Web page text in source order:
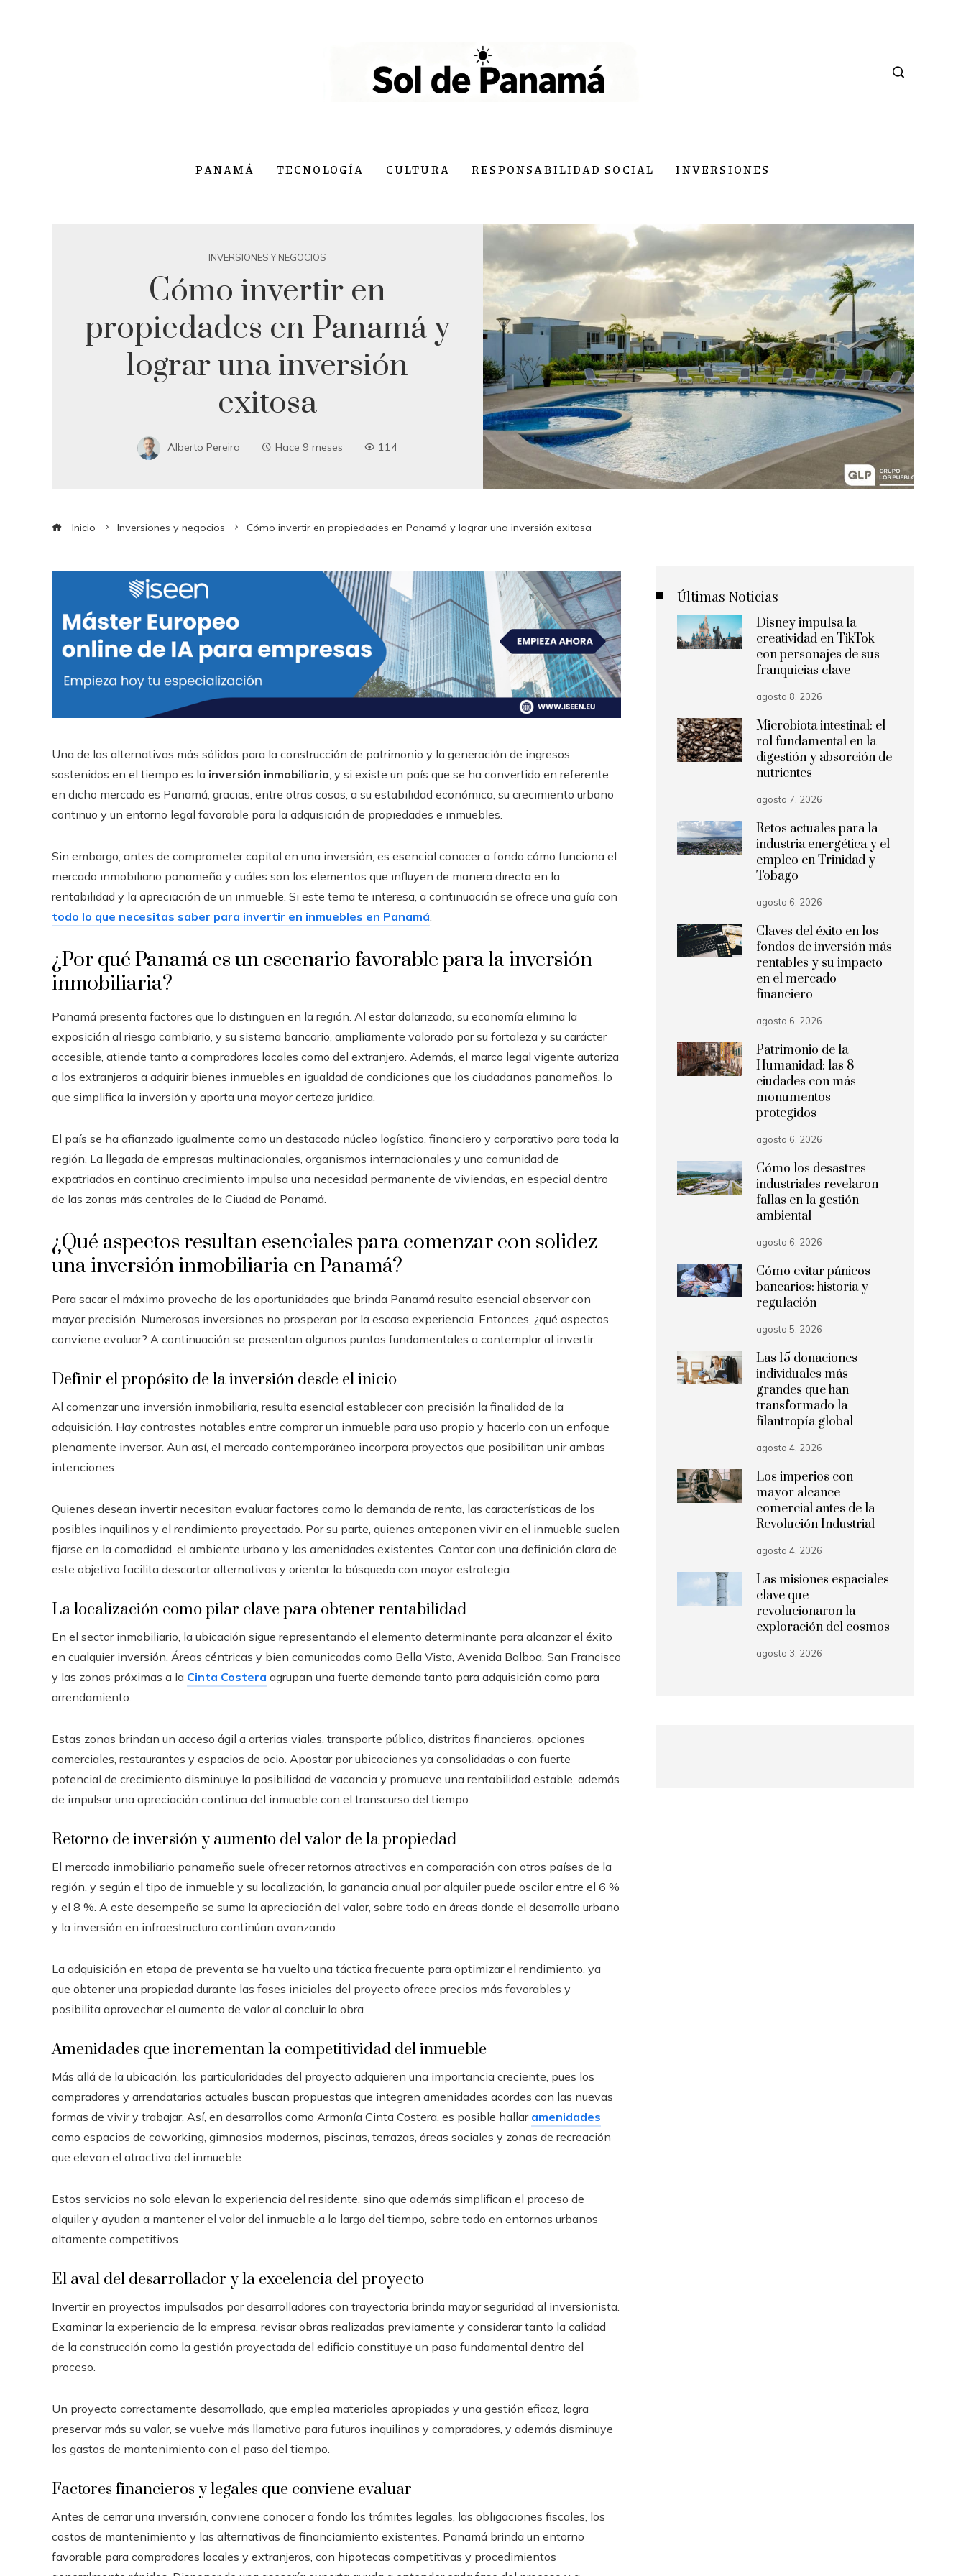
PANAMÁ TECNOLOGÍA CULTURA RESPONSABILIDAD SOCIAL INVERSIONES
INVERSIONES Y NEGOCIOS
Cómo invertir en
propiedades en Panamá y
lograr una inversión
exitosa
Alberto Pereira Hace 9 meses 114
Inicio Inversiones y negocios Cómo invertir en propiedades en Panamá y lograr una inversión exitosa
Una de las alternativas más sólidas para la construcción de patrimonio y la generación de ingresos
sostenidos en el tiempo es la inversión inmobiliaria , y si existe un país que se ha convertido en referente
en dicho mercado es Panamá, gracias, entre otras cosas, a su estabilidad económica, su crecimiento urbano
continuo y un entorno legal favorable para la adquisición de propiedades e inmuebles.
Sin embargo, antes de comprometer capital en una inversión, es esencial conocer a fondo cómo funciona el
mercado inmobiliario panameño y cuáles son los elementos que influyen de manera directa en la
rentabilidad y la apreciación de un inmueble. Si este tema te interesa, a continuación se ofrece una guía con
todo lo que necesitas saber para invertir en inmuebles en Panamá
¿Por qué Panamá es un escenario favorable para la inversión
inmobiliaria?
Panamá presenta factores que lo distinguen en la región. Al estar dolarizada, su economía elimina la
exposición al riesgo cambiario, y su sistema bancario, ampliamente valorado por su fortaleza y su carácter
accesible, atiende tanto a compradores locales como del extranjero. Además, el marco legal vigente autoriza
a los extranjeros a adquirir bienes inmuebles en igualdad de condiciones que los ciudadanos panameños, lo
que simplifica la inversión y aporta una mayor certeza jurídica.
El país se ha afianzado igualmente como un destacado núcleo logístico, financiero y corporativo para toda la
región. La llegada de empresas multinacionales, organismos internacionales y una comunidad de
expatriados en continuo crecimiento impulsa una necesidad permanente de viviendas, en especial dentro
de las zonas más centrales de la Ciudad de Panamá.
¿Qué aspectos resultan esenciales para comenzar con solidez
una inversión inmobiliaria en Panamá?
Para sacar el máximo provecho de las oportunidades que brinda Panamá resulta esencial observar con
mayor precisión. Numerosas inversiones no prosperan por la escasa experiencia. Entonces, ¿qué aspectos
conviene evaluar? A continuación se presentan algunos puntos fundamentales a contemplar al invertir:
Definir el propósito de la inversión desde el inicio
Al comenzar una inversión inmobiliaria, resulta esencial establecer con precisión la finalidad de la
adquisición. Hay contrastes notables entre comprar un inmueble para uso propio y hacerlo con un enfoque
plenamente inversor. Aun así, el mercado contemporáneo incorpora proyectos que posibilitan unir ambas
intenciones.
Quienes desean invertir necesitan evaluar factores como la demanda de renta, las características de los
posibles inquilinos y el rendimiento proyectado. Por su parte, quienes anteponen vivir en el inmueble suelen
fijarse en la comodidad, el ambiente urbano y las amenidades existentes. Contar con una definición clara de
este objetivo facilita descartar alternativas y orientar la búsqueda con mayor estrategia.
La localización como pilar clave para obtener rentabilidad
En el sector inmobiliario, la ubicación sigue representando el elemento determinante para alcanzar el éxito
en cualquier inversión. Áreas céntricas y bien comunicadas como Bella Vista, Avenida Balboa, San Francisco
y las zonas próximas a la Cinta Costera agrupan una fuerte demanda tanto para adquisición como para
arrendamiento.
Estas zonas brindan un acceso ágil a arterias viales, transporte público, distritos financieros, opciones
comerciales, restaurantes y espacios de ocio. Apostar por ubicaciones ya consolidadas o con fuerte
potencial de crecimiento disminuye la posibilidad de vacancia y promueve una rentabilidad estable, además
de impulsar una apreciación continua del inmueble con el transcurso del tiempo.
Retorno de inversión y aumento del valor de la propiedad
El mercado inmobiliario panameño suele ofrecer retornos atractivos en comparación con otros países de la
región, y según el tipo de inmueble y su localización, la ganancia anual por alquiler puede oscilar entre el 6 %
y el 8 %. A este desempeño se suma la apreciación del valor, sobre todo en áreas donde el desarrollo urbano
y la inversión en infraestructura continúan avanzando.
La adquisición en etapa de preventa se ha vuelto una táctica frecuente para optimizar el rendimiento, ya
que obtener una propiedad durante las fases iniciales del proyecto ofrece precios más favorables y
posibilita aprovechar el aumento de valor al concluir la obra.
Amenidades que incrementan la competitividad del inmueble
Más allá de la ubicación, las particularidades del proyecto adquieren una importancia creciente, pues los
compradores y arrendatarios actuales buscan propuestas que integren amenidades acordes con las nuevas
formas de vivir y trabajar. Así, en desarrollos como Armonía Cinta Costera, es posible hallar amenidades
como espacios de coworking, gimnasios modernos, piscinas, terrazas, áreas sociales y zonas de recreación
que elevan el atractivo del inmueble.
Estos servicios no solo elevan la experiencia del residente, sino que además simplifican el proceso de
alquiler y ayudan a mantener el valor del inmueble a lo largo del tiempo, sobre todo en entornos urbanos
altamente competitivos.
El aval del desarrollador y la excelencia del proyecto
Invertir en proyectos impulsados por desarrolladores con trayectoria brinda mayor seguridad al inversionista.
Examinar la experiencia de la empresa, revisar obras realizadas previamente y considerar tanto la calidad
de la construcción como la gestión proyectada del edificio constituye un paso fundamental dentro del
proceso.
Un proyecto correctamente desarrollado, que emplea materiales apropiados y una gestión eficaz, logra
preservar más su valor, se vuelve más llamativo para futuros inquilinos y compradores, y además disminuye
los gastos de mantenimiento con el paso del tiempo.
Factores financieros y legales que conviene evaluar
Antes de cerrar una inversión, conviene conocer a fondo los trámites legales, las obligaciones fiscales, los
costos de mantenimiento y las alternativas de financiamiento existentes. Panamá brinda un entorno
favorable para compradores locales y extranjeros, con hipotecas competitivas y procedimientos
Últimas Noticias
Disney impulsa la
creatividad en TikTok
con personajes de sus
franquicias clave
agosto 8, 2026
Microbiota intestinal: el
rol fundamental en la
digestión y absorción de
nutrientes
agosto 7, 2026
Retos actuales para la
industria energética y el
empleo en Trinidad y
Tobago
agosto 6, 2026
Claves del éxito en los
fondos de inversión más
rentables y su impacto
en el mercado
financiero
agosto 6, 2026
Patrimonio de la
Humanidad: las 8
ciudades con más
monumentos
protegidos
agosto 6, 2026
Cómo los desastres
industriales revelaron
fallas en la gestión
ambiental
agosto 6, 2026
Cómo evitar pánicos
bancarios: historia y
regulación
agosto 5, 2026
Las 15 donaciones
individuales más
grandes que han
transformado la
filantropía global
agosto 4, 2026
Los imperios con
mayor alcance
comercial antes de la
Revolución Industrial
agosto 4, 2026
Las misiones espaciales
clave que
revolucionaron la
exploración del cosmos
agosto 3, 2026